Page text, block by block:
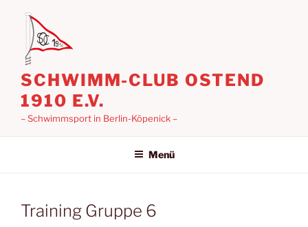
springen
SCHWIMM-CLUB OSTEND
1910 E.V.
– Schwimmsport in Berlin-Köpenick –
Menü
Training Gruppe 6